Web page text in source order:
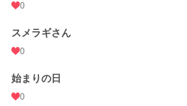
0
スメラギさん
0
始まりの日
0